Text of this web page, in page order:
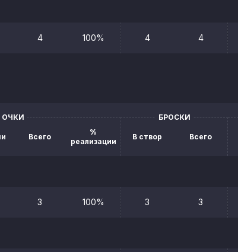
4 100% 4 4
ОЧКИ
Всего
%
реализации
БРОСКИ
В створ Всего
3 100% 3 3